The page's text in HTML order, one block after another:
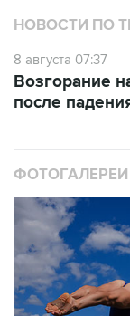
НОВОСТИ ПО
8 августа 07:37
Возгорание
после
ФОТОГАЛЕРЕИ